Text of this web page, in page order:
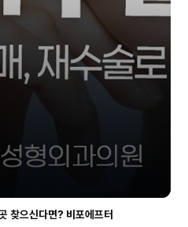
찾으신다면? 비포에프터